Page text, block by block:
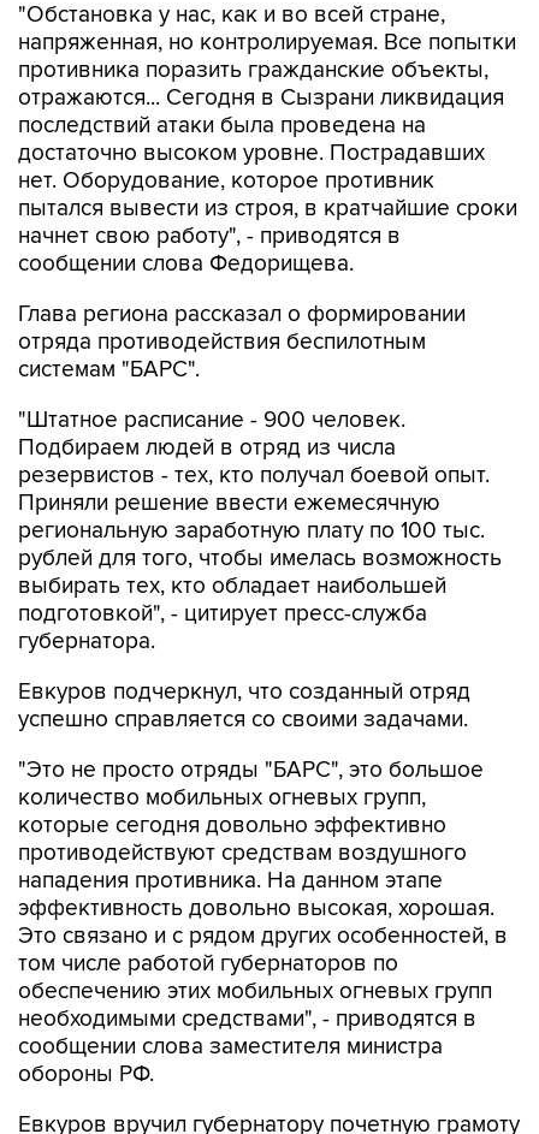
"Обстановка у нас, как и во всей стране,
напряженная, но контролируемая. Все попытки
противника поразить гражданские объекты,
отражаются... Сегодня в Сызрани ликвидация
последствий атаки была проведена на
достаточно высоком уровне. Пострадавших
нет. Оборудование, которое противник
пытался вывести из строя, в кратчайшие сроки
начнет свою работу", - приводятся в
сообщении слова Федорищева.
Глава региона рассказал о формировании
отряда противодействия беспилотным
системам "БАРС".
"Штатное расписание - 900 человек.
Подбираем людей в отряд из числа
резервистов - тех, кто получал боевой опыт.
Приняли решение ввести ежемесячную
региональную заработную плату по 100 тыс.
рублей для того, чтобы имелась возможность
выбирать тех, кто обладает наибольшей
подготовкой", - цитирует пресс-служба
губернатора.
Евкуров подчеркнул, что созданный отряд
успешно справляется со своими задачами.
"Это не просто отряды "БАРС", это большое
количество мобильных огневых групп,
которые сегодня довольно эффективно
противодействуют средствам воздушного
нападения противника. На данном этапе
эффективность довольно высокая, хорошая.
Это связано и с рядом других особенностей, в
том числе работой губернаторов по
обеспечению этих мобильных огневых групп
необходимыми средствами", - приводятся в
сообщении слова заместителя министра
обороны РФ.
Евкуров вручил губернатору почетную грамоту